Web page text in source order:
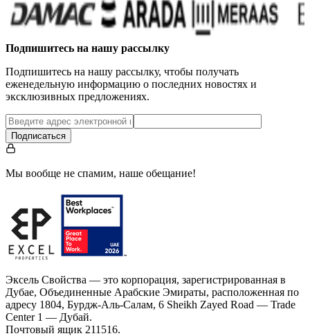
Подпишитесь на нашу рассылку
Подпишитесь на нашу рассылку, чтобы получать
еженедельную информацию о последних новостях и
эксклюзивных предложениях.
Подписаться
Мы вообще не спамим, наше обещание!
Эксель Свойства — это корпорация, зарегистрированная в
Дубае, Объединенные Арабские Эмираты, расположенная по
адресу 1804, Бурдж-Аль-Салам, 6 Sheikh Zayed Road — Trade
Center 1 — Дубай.
Почтовый ящик 211516.